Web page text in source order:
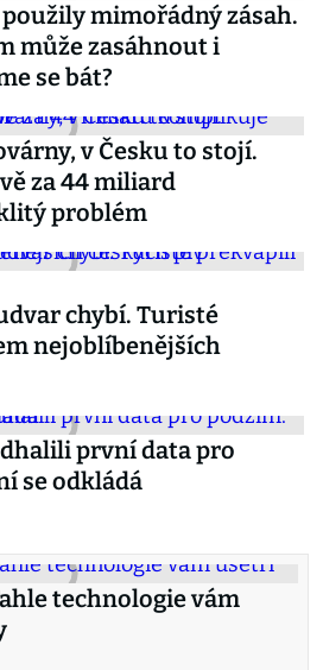
použily mimořádný zásah.
může zasáhnout i
se bát?
v Česku to stojí.
za 44 miliard
problém
chybí. Turisté
nejoblíbenějších
první data pro
se odkládá
technologie vám